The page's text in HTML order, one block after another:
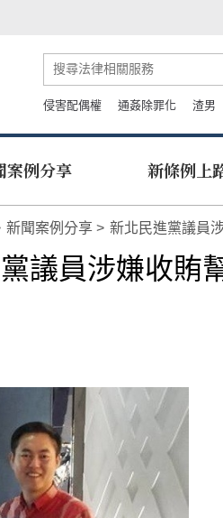
侵害配偶權 通姦除罪化 渣男
案例分享 新條例上
新聞案例分享 新北民進黨議員
議員涉嫌收賄